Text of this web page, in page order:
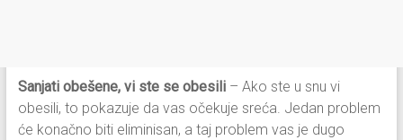
Sanjati obešene, vi ste se obesili– Ako ste u snu vi
obesili, to pokazuje da vas očekuje sreća. Jedan problem
će konačno biti eliminisan, a taj problem vas je dugo